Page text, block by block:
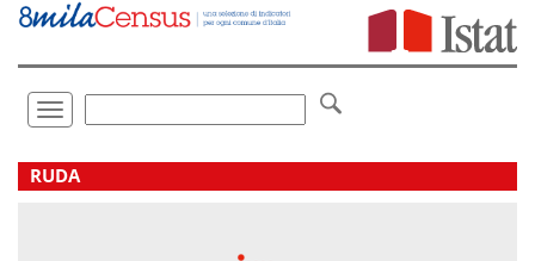
Vai
direttamente
Toggle
navigation
.
RUDA